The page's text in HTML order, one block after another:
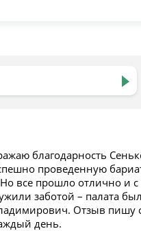
благодарность
проведенную
все прошло отлично
заботой – палата
Отзыв пишу
день.